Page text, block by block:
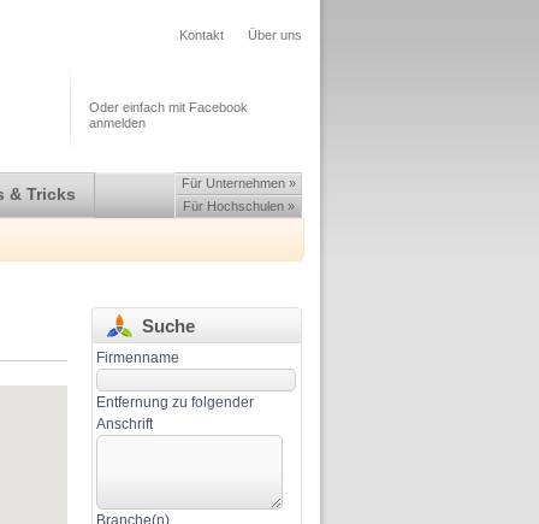
Kontakt Über uns
Oder einfach mit Facebook
anmelden
& Tricks
Für Unternehmen »
Für Hochschulen »
Suche
Firmenname
Entfernung zu folgender
Anschrift
Branche(n)